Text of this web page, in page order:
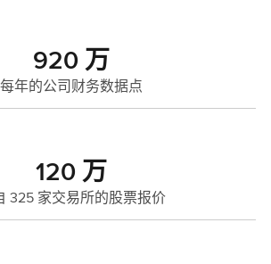
920 万
每年的公司财务数据点
120 万
325 家交易所的股票报价